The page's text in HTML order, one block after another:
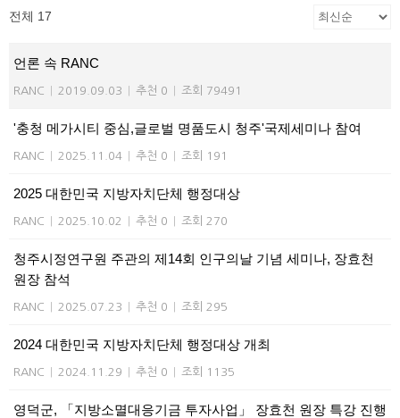
전체 17
언론 속 RANC
RANC 2019.09.03 추천 0 조회 79491
'충청 메가시티 중심,글로벌 명품도시 청주'국제세미나 참여
RANC 2025.11.04 추천 0 조회 191
2025 대한민국 지방자치단체 행정대상
RANC 2025.10.02 추천 0 조회 270
청주시정연구원 주관의 제14회 인구의날 기념 세미나, 장효천
원장 참석
RANC 2025.07.23 추천 0 조회 295
2024 대한민국 지방자치단체 행정대상 개최
RANC 2024.11.29 추천 0 조회 1135
영덕군, 「지방소멸대응기금 투자사업」 장효천 원장 특강 진행